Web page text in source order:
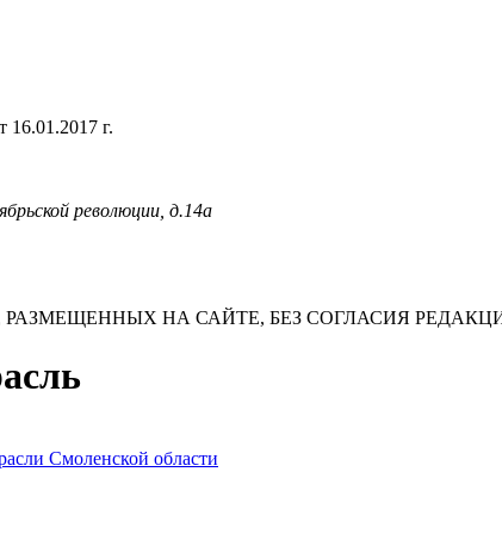
г.
революции, д.14а
НА САЙТЕ, БЕЗ СОГЛАСИЯ
Смоленской области